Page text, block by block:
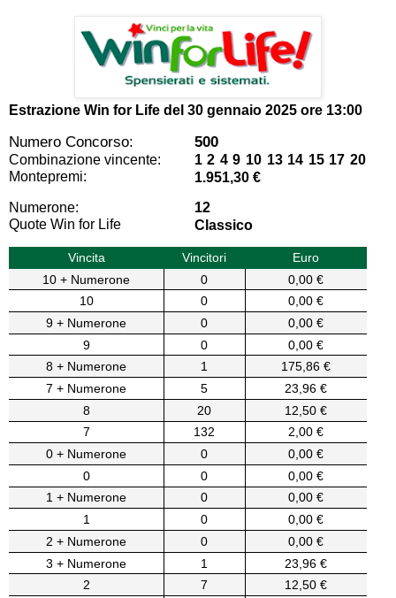
Estrazione Win for Life del 30 gennaio 2025 ore 13:00
Numero Concorso: 500
Combinazione vincente:
1 2 4 9 10 13 14 15 17 20
Montepremi:
1.951,30 €
Numerone:
12
Quote Win for Life
Classico
Vincita Vincitori
Euro
10 + Numerone
0
0,00 €
10
0
0,00 €
9 + Numerone
0
0,00 €
9
0
0,00 €
8 + Numerone
1
175,86 €
7 + Numerone
5
23,96 €
8
20
12,50 €
7
132
2,00 €
0 + Numerone
0
0,00 €
0
0
0,00 €
1 + Numerone
0
0,00 €
1
0
0,00 €
2 + Numerone
0
0,00 €
3 + Numerone
1
23,96 €
2
7
12,50 €